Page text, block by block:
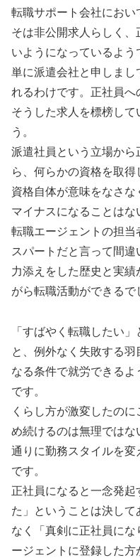
転職サポート会社にお
そは非公開求人らしく
いようになっているよう
単に派遣会社と申しまし
れるわけです。正社員へ
そうした求人を標榜して
う。
派遣社員という立場か
ら、何らかの資格を取
資格自体が意味をなさ
マイナスになることはな
転職エージェントの担当
スパートだと言って間
力添えをした歴史と実
がら転職活動ができるで
「すばやく転職したい
と、例外なく失敗する
なる条件で就労できる
です。
くらし方が激変したの
め続けるのは無理では
通りに勤務スタイルを
です。
正社員になると一念発
た」ということは決し
なく「真剣に正社員に
ージェントに登録した方